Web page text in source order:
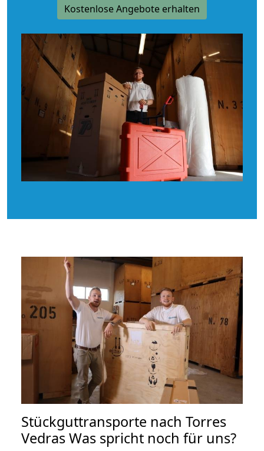
Kostenlose Angebote erhalten
Stückguttransporte nach Torres
Vedras Was spricht noch für uns?